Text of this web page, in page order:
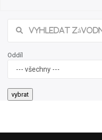
Olomouci
Popis chyby (max. 255 znaků):
jméno nahlašujícího